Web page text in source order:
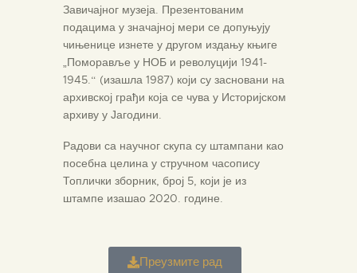
Завичајног музеја. Презентованим
подацима у значајној мери се допуњују
чињенице изнете у другом издању књиге
„Поморавље у НОБ и револуцији 1941-
1945.“ (изашла 1987) који су засновани на
архивској грађи која се чува у Историјском
архиву у Јагодини.
Радови са научног скупа су штампани као
посебна целина у стручном часопису
Топлички зборник, број 5, који је из
штампе изашао 2020. године.
Преузмите рад